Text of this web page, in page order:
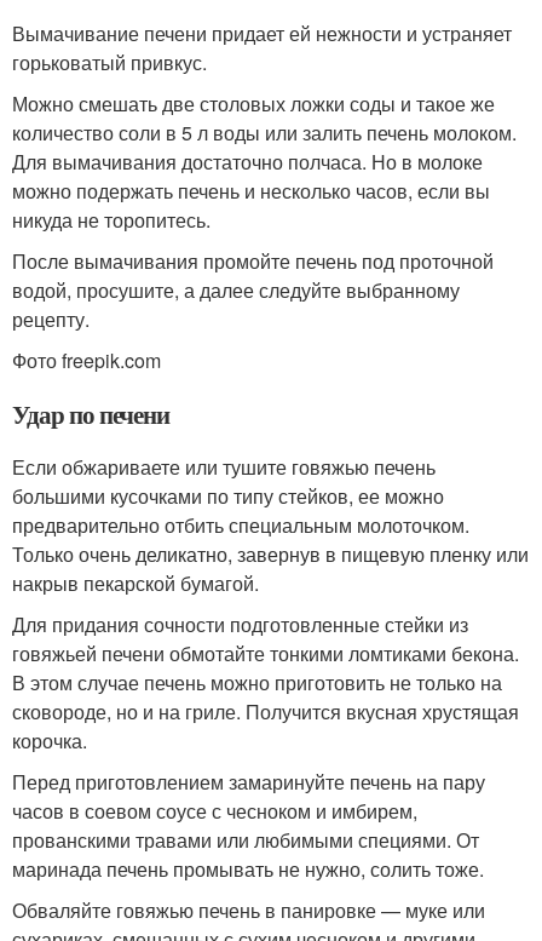
Вымачивание печени придает ей нежности и устраняет
горьковатый привкус.
Можно смешать две столовых ложки соды и такое же
количество соли в 5 л воды или залить печень молоком.
Для вымачивания достаточно полчаса. Но в молоке
можно подержать печень и несколько часов, если вы
никуда не торопитесь.
После вымачивания промойте печень под проточной
водой, просушите, а далее следуйте выбранному
рецепту.
Фото freepik.com
Удар по печени
Если обжариваете или тушите говяжью печень
большими кусочками по типу стейков, ее можно
предварительно отбить специальным молоточком.
Только очень деликатно, завернув в пищевую пленку или
накрыв пекарской бумагой.
Для придания сочности подготовленные стейки из
говяжьей печени обмотайте тонкими ломтиками бекона.
В этом случае печень можно приготовить не только на
сковороде, но и на гриле. Получится вкусная хрустящая
корочка.
Перед приготовлением замаринуйте печень на пару
часов в соевом соусе с чесноком и имбирем,
прованскими травами или любимыми специями. От
маринада печень промывать не нужно, солить тоже.
Обваляйте говяжью печень в панировке — муке или